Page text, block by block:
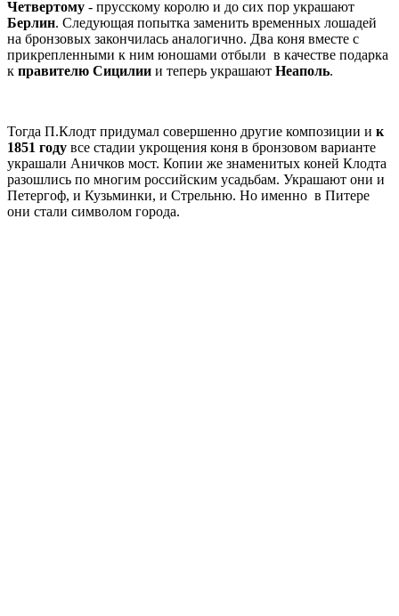
Четвертому - прусскому королю и до сих пор украшают
Берлин. Следующая попытка заменить временных лошадей
на бронзовых закончилась аналогично. Два коня вместе с
прикрепленными к ним юношами отбыли в качестве подарка
к правителю Сицилии и теперь украшают Неаполь.
Тогда П.Клодт придумал совершенно другие композиции и к
1851 году все стадии укрощения коня в бронзовом варианте
украшали Аничков мост. Копии же знаменитых коней Клодта
разошлись по многим российским усадьбам. Украшают они и
Петергоф, и Кузьминки, и Стрельню. Но именно в Питере
они стали символом города.